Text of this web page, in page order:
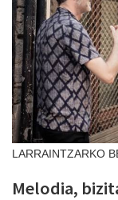
LARRAINTZARKO
Melodia,